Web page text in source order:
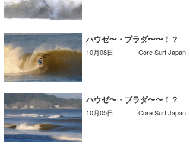
ハウゼ〜・ブラダ〜〜！？
10月08日 Core Surf Japan
ハウゼ〜・ブラダ〜〜！？
10月05日 Core Surf Japan
waka☆=
YUKI☆
たっちー
まっきー
三輪予報士